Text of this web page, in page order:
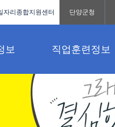
보 직업훈련정보
자리종합지원센터 단양군청